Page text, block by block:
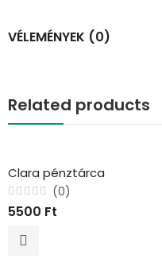
VÉLEMÉNYEK (0)
Related products
Clara pénztárca
Értékelés:
0
(0)
5500 Ft